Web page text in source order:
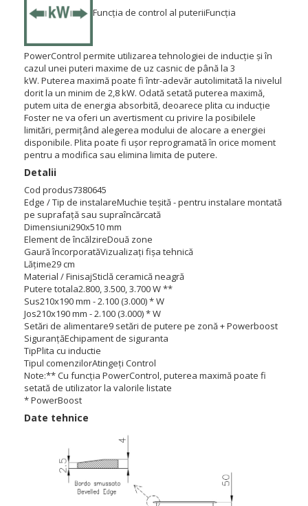
Funcția de control al puteriiFuncția
PowerControl permite utilizarea tehnologiei de inducție și în
cazul unei puteri maxime de uz casnic de până la 3
kW. Puterea maximă poate fi într-adevăr autolimitată la nivelul
dorit la un minim de 2,8 kW. Odată setată puterea maximă,
putem uita de energia absorbită, deoarece plita cu inducție
Foster ne va oferi un avertisment cu privire la posibilele
limitări, permițând alegerea modului de alocare a energiei
disponibile. Plita poate fi ușor reprogramată în orice moment
pentru a modifica sau elimina limita de putere.
Detalii
Cod produs7380645
Edge / Tip de instalareMuchie teșită - pentru instalare montată
pe suprafață sau supraîncărcată
Dimensiuni290x510 mm
Element de încălzireDouă zone
Gaură încorporatăVizualizați fișa tehnică
Lăţime29 cm
Material / FinisajSticlă ceramică neagră
Putere totala2.800, 3.500, 3.700 W **
Sus210x190 mm - 2.100 (3.000) * W
Jos210x190 mm - 2.100 (3.000) * W
Setări de alimentare9 setări de putere pe zonă + Powerboost
SiguranțăEchipament de siguranta
TipPlita cu inductie
Tipul comenzilorAtingeți Control
Note:** Cu funcția PowerControl, puterea maximă poate fi
setată de utilizator la valorile listate
* PowerBoost
Date tehnice